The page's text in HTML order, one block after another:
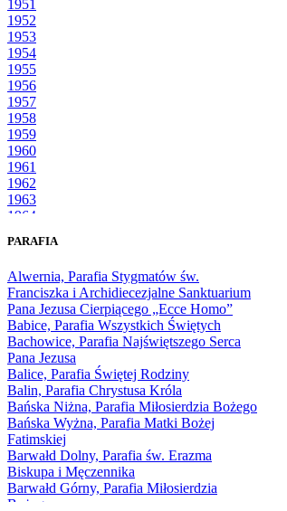
1951
1952
1953
1954
1955
1956
1957
1958
1959
1960
1961
1962
1963
1964
1966
1968
1969
1970
1971
1972
1973
1974
1975
1976
1977
1978
1979
1980
1981
PARAFIA
Alwernia, Parafia Stygmatów św.
Franciszka i Archidiecezjalne Sanktuarium
Pana Jezusa Cierpiącego „Ecce Homo”
Babice, Parafia Wszystkich Świętych
Bachowice, Parafia Najświętszego Serca
Pana Jezusa
Balice, Parafia Świętej Rodziny
Balin, Parafia Chrystusa Króla
Bańska Niżna, Parafia Miłosierdzia Bożego
Bańska Wyżna, Parafia Matki Bożej
Fatimskiej
Barwałd Dolny, Parafia św. Erazma
Biskupa i Męczennika
Barwałd Górny, Parafia Miłosierdzia
Bożego